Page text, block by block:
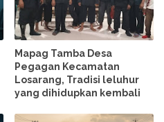
Mapag Tamba Desa
Pegagan Kecamatan
Losarang, Tradisi leluhur
yang dihidupkan kembali